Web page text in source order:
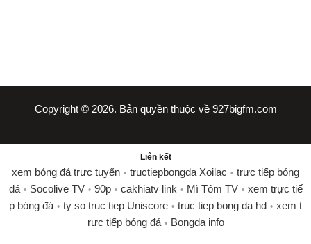
Copyright © 2026. Bản quyền thuộc về 927bigfm.com
Liên kết
xem bóng đá trực tuyến • tructiepbongda Xoilac • trực tiếp bóng
đá • Socolive TV • 90p • cakhiatv link • Mì Tôm TV • xem trực tiế
p bóng đá • ty so truc tiep Uniscore • truc tiep bong da hd • xem t
rực tiếp bóng đá • Bongda info